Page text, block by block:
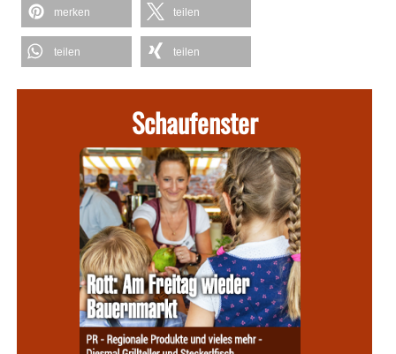
merken teilen
teilen teilen
Schaufenster